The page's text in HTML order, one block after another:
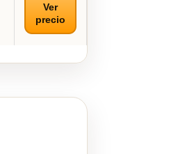
Ver
precio